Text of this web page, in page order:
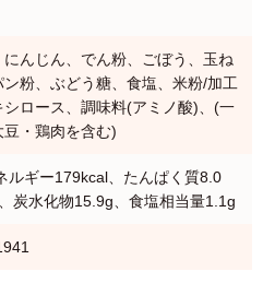
んじん、でん粉、ごぼう、玉ね
ン粉、ぶどう糖、食塩、米粉/加工
ロース、調味料(アミノ酸)、(一
・鶏肉を含む)
ルギー179kcal、たんぱく質8.0
炭水化物15.9g、食塩相当量1.1g